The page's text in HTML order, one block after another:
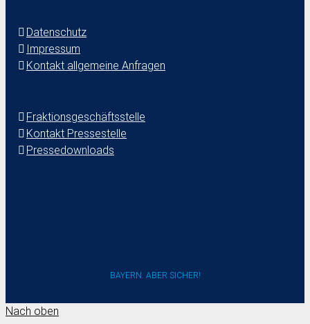
Datenschutz
Impressum
Kontakt allgemeine Anfragen
Fraktionsgeschäftsstelle
Kontakt Pressestelle
Pressedownloads
BAYERN. ABER SICHER!
Nach oben